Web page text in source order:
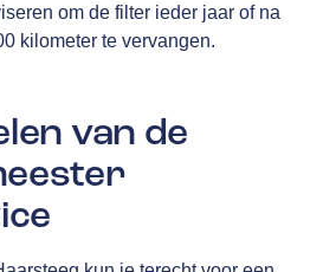
om de filter ieder jaar of na
kilometer te vervangen.
van de